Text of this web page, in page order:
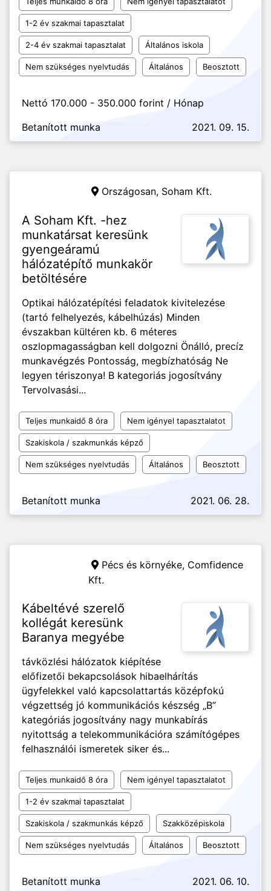
1-2 év szakmai tapasztalat
2-4 év szakmai tapasztalat Általános iskola
Nem szükséges nyelvtudás Általános Beosztott
Nettó 170.000 - 350.000 forint / Hónap
Betanított munka
2021. 09. 15.
Országosan, Soham Kft.
A Soham Kft. -hez
munkatársat keresünk
gyengeáramú
hálózatépítő munkakör
betöltésére
Optikai hálózatépítési feladatok kivitelezése
(tartó felhelyezés, kábelhúzás) Minden
évszakban kültéren kb. 6 méteres
oszlopmagasságban kell dolgozni Önálló, precíz
munkavégzés Pontosság, megbízhatóság Ne
legyen tériszonya! B kategoriás jogosítvány
Tervolvasási...
Teljes munkaidő 8 óra Nem igényel tapasztalatot
Szakiskola / szakmunkás képző
Nem szükséges nyelvtudás Általános Beosztott
Betanított munka 2021. 06. 28.
Pécs és környéke, Comfidence
Kft.
Kábeltévé szerelő
kollégát keresünk
Baranya megyébe
távközlési hálózatok kiépítése
előfizetői bekapcsolások hibaelhárítás
ügyfelekkel való kapcsolattartás középfokú
végzettség jó kommunikációs készség „B”
kategóriás jogosítvány nagy munkabírás
nyitottság a telekommunikációra számítógépes
felhasználói ismeretek siker és...
Teljes munkaidő 8 óra Nem igényel tapasztalatot
1-2 év szakmai tapasztalat
Szakiskola / szakmunkás képző Szakközépiskola
Nem szükséges nyelvtudás Általános Beosztott
Betanított munka 2021. 06. 10.